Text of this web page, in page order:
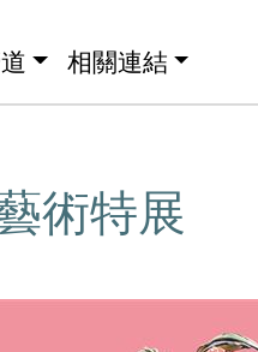
相關連結
術特展